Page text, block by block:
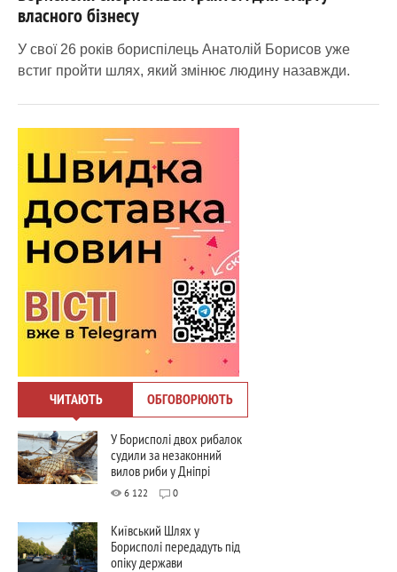
власного бізнесу
У свої 26 років бориспілець Анатолій Борисов уже
встиг пройти шлях, який змінює людину назавжди.
ЧИТАЮТЬ ОБГОВОРЮЮТЬ
У Борисполі двох рибалок
судили за незаконний
вилов риби у Дніпрі
6 122 0
Київський Шлях у
Борисполі передадуть під
опіку держави